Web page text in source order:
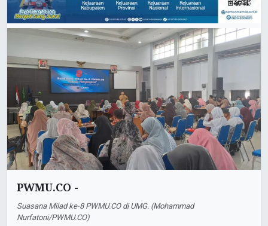
PWMU.CO -
Suasana Milad ke-8 PWMU.CO di UMG. (Mohammad
Nurfatoni/PWMU.CO)